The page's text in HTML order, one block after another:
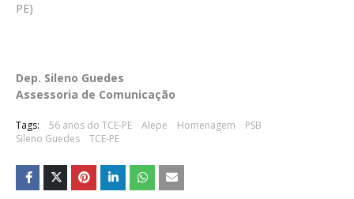
PE)
Dep. Sileno Guedes
Assessoria de Comunicação
Tags: 56 anos do TCE-PE Alepe Homenagem
PSB
Sileno Guedes
TCE-PE